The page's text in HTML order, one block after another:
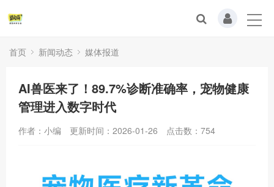
首页 新闻动态 媒体报道
AI兽医来了！89.7%诊断准确率，宠物健康
管理进入数字时代
作者：小编 更新时间：2026-01-26 点击数： 754